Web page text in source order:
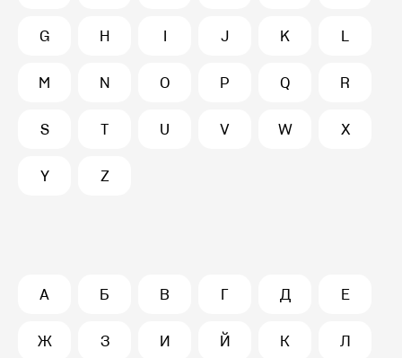
G H I J K L
M N O P Q R
S T U V W X
Y Z
А Б В Г Д Е
Ж З И Й К Л